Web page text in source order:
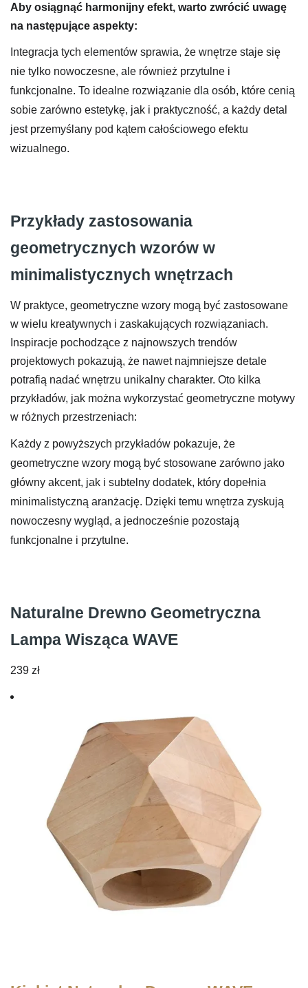
Aby osiągnąć harmonijny efekt, warto zwrócić uwagę
na następujące aspekty:
Integracja tych elementów sprawia, że wnętrze staje się
nie tylko nowoczesne, ale również przytulne i
funkcjonalne. To idealne rozwiązanie dla osób, które cenią
sobie zarówno estetykę, jak i praktyczność, a każdy detal
jest przemyślany pod kątem całościowego efektu
wizualnego.
Przykłady zastosowania
geometrycznych wzorów w
minimalistycznych wnętrzach
W praktyce, geometryczne wzory mogą być zastosowane
w wielu kreatywnych i zaskakujących rozwiązaniach.
Inspiracje pochodzące z najnowszych trendów
projektowych pokazują, że nawet najmniejsze detale
potrafią nadać wnętrzu unikalny charakter. Oto kilka
przykładów, jak można wykorzystać geometryczne motywy
w różnych przestrzeniach:
Każdy z powyższych przykładów pokazuje, że
geometryczne wzory mogą być stosowane zarówno jako
główny akcent, jak i subtelny dodatek, który dopełnia
minimalistyczną aranżację. Dzięki temu wnętrza zyskują
nowoczesny wygląd, a jednocześnie pozostają
funkcjonalne i przytulne.
Naturalne Drewno Geometryczna
Lampa Wisząca WAVE
239 zł